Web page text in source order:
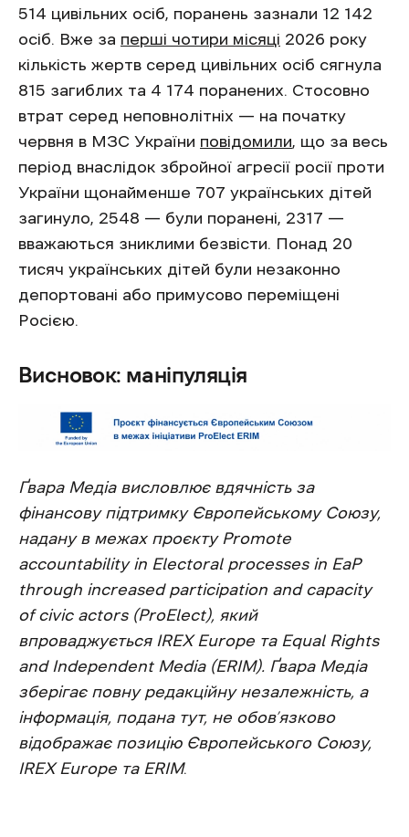
514 цивільних осіб, поранень зазнали 12 142
осіб. Вже за перші чотири місяці 2026 року
кількість жертв серед цивільних осіб сягнула
815 загиблих та 4 174 поранених. Стосовно
втрат серед неповнолітніх — на початку
червня в МЗС України повідомили , що за весь
період внаслідок збройної агресії росії проти
України щонайменше 707 українських дітей
загинуло, 2548 — були поранені, 2317 —
вважаються зниклими безвісти. Понад 20
тисяч українських дітей були незаконно
депортовані або примусово переміщені
Росією.
Висновок: маніпуляція
Ґвара Медіа висловлює вдячність за
фінансову підтримку Європейському Союзу,
надану в межах проєкту Promote
accountability in Electoral processes in EaP
through increased participation and capacity
of civic actors (ProElect), який
впроваджується IREX Europe та Equal Rights
and Independent Media (ERIM). Ґвара Медіа
зберігає повну редакційну незалежність, а
інформація, подана тут, не обов’язково
відображає позицію Європейського Союзу,
IREX Europe та ERIM.